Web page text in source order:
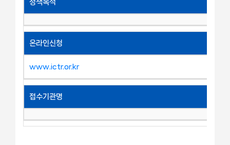
정책목적
온라인신청
www.ictr.or.kr
접수기관명